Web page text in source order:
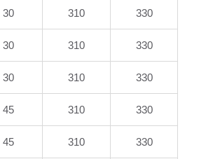
30 310 330
30 310 330
30 310 330
45 310 330
45 310 330